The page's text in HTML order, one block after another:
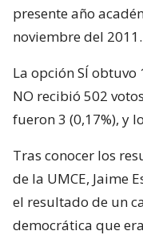
presente año
noviembre del 2011.
La opción SÍ obtuvo
NO recibió 502
fueron 3 (0,17%), y
Tras conocer los
de la UMCE, Jaime
el resultado de un
democrática que